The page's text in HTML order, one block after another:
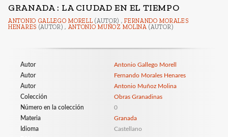
GRANADA : LA CIUDAD EN EL TIEMPO
ANTONIO GALLEGO MORELL (AUTOR) ,FERNANDO MORALES
HENARES (AUTOR) , ANTONIO MUÑOZ MOLINA (AUTOR)
Autor
Antonio Gallego Morell
Autor
Fernando Morales Henares
Autor
Antonio Muñoz Molina
Colección
Obras Granadinas
Número en la colección
0
Materia
Granada
Idioma
Castellano